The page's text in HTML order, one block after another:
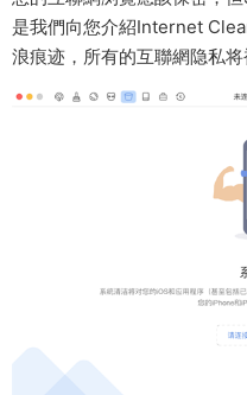
是我們向您介紹Internet
浪痕迹，所有的互聯網隐私将